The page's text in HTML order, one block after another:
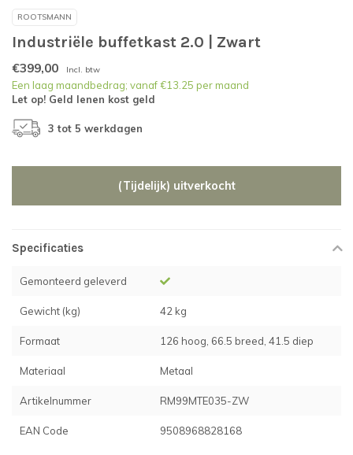
ROOTSMANN
Industriële buffetkast 2.0 | Zwart
€399,00 Incl. btw
Een laag maandbedrag; vanaf €13.25 per maand
Let op! Geld lenen kost geld
3 tot 5 werkdagen
(Tijdelijk) uitverkocht
Specificaties
Gemonteerd geleverd
Gewicht (kg) 42 kg
Formaat 126 hoog, 66.5 breed, 41.5 diep
Materiaal Metaal
Artikelnummer RM99MTE035-ZW
EAN Code 9508968828168